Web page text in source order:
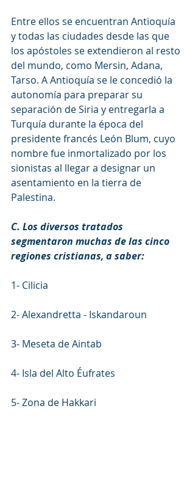
Entre ellos se encuentran Antioquía
y todas las ciudades desde las que
los apóstoles se extendieron al resto
del mundo, como Mersin, Adana,
Tarso. A Antioquía se le concedió la
autonomía para preparar su
separación de Siria y entregarla a
Turquía durante la época del
presidente francés León Blum, cuyo
nombre fue inmortalizado por los
sionistas al llegar a designar un
asentamiento en la tierra de
Palestina.
C. Los diversos tratados
segmentaron muchas de las cinco
regiones cristianas, a saber:
1- Cilicia
2- Alexandretta - Iskandaroun
3- Meseta de Aintab
4- Isla del Alto Éufrates
5- Zona de Hakkari